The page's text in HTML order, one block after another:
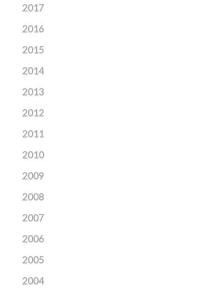
2017
2016
2015
2014
2013
2012
2011
2010
2009
2008
2007
2006
2005
2004